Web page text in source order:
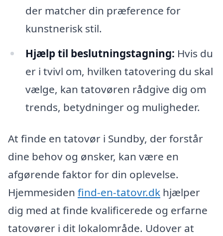
der matcher din præference for
kunstnerisk stil.
Hjælp til beslutningstagning: Hvis du
er i tvivl om, hvilken tatovering du skal
vælge, kan tatovøren rådgive dig om
trends, betydninger og muligheder.
At finde en tatovør i Sundby, der forstår
dine behov og ønsker, kan være en
afgørende faktor for din oplevelse.
Hjemmesiden find-en-tatovr.dk hjælper
dig med at finde kvalificerede og erfarne
tatovører i dit lokalområde. Udover at